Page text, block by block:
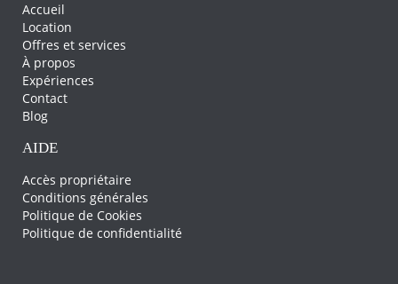
Accueil
Location
Offres et services
À propos
Expériences
Contact
Blog
AIDE
Accès propriétaire
Conditions générales
Politique de Cookies
Politique de confidentialité